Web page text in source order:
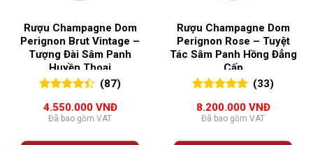
Rượu Champagne Dom
Perignon Brut Vintage –
Tượng Đài Sâm Panh
Huyền Thoại
5đánh
giá
(87)
4.550.000 VNĐ
Đã bao gồm VAT
Rượu Champagne Dom
Perignon Rose – Tuyệt
Tác Sâm Panh Hồng Đẳng
Cấp
đánh giá
(33)
8.200.000 VNĐ
Đã bao gồm VAT